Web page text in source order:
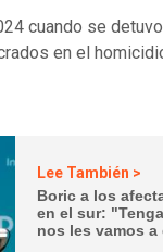
cuando se
en el
Lee También >
Boric a los
en el sur:
nos les vamos a